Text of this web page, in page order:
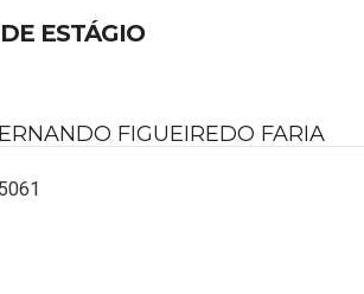
ESTÁGIO
FIGUEIREDO FARIA